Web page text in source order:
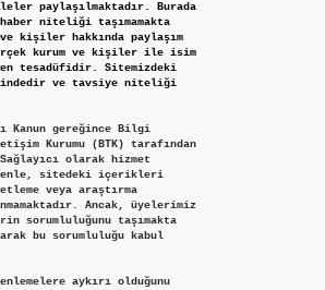
paylaşılmaktadır. Burada
niteliği taşımamakta
kişiler hakkında paylaşım
kurum ve kişiler ile isim
tesadüfidir. Sitemizdeki
ve tavsiye niteliği
Kanun gereğince Bilgi
Kurumu (BTK) tarafından
olarak hizmet
sitedeki içerikleri
veya araştırma
Ancak, üyelerimiz
sorumluluğunu taşımakta
bu sorumluluğu kabul
aykırı olduğunu